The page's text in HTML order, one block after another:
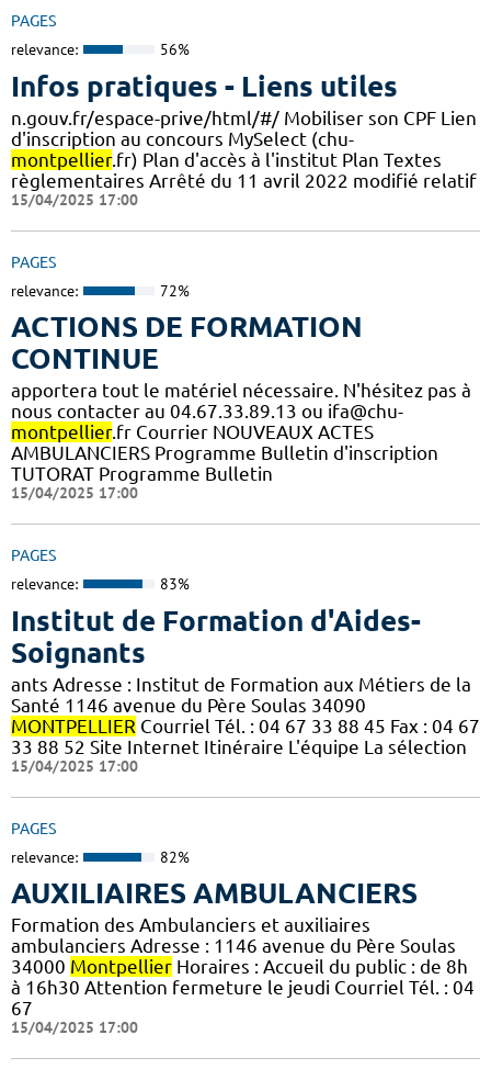
PAGES
relevance: 56%
Infos pratiques - Liens utiles
n.gouv.fr/espace-prive/html/#/ Mobiliser son CPF Lien
d'inscription au concours MySelect (chu-
montpellier.fr) Plan d'accès à l'institut Plan Textes
règlementaires Arrêté du 11 avril 2022 modifié relatif
15/04/2025 17:00
PAGES
relevance: 72%
ACTIONS DE FORMATION
CONTINUE
apportera tout le matériel nécessaire. N'hésitez pas à
nous contacter au 04.67.33.89.13 ou ifa@chu-
montpellier.fr Courrier NOUVEAUX ACTES
AMBULANCIERS Programme Bulletin d'inscription
TUTORAT Programme Bulletin
15/04/2025 17:00
PAGES
relevance: 83%
Institut de Formation d'Aides-
Soignants
ants Adresse : Institut de Formation aux Métiers de la
Santé 1146 avenue du Père Soulas 34090
MONTPELLIER Courriel Tél. : 04 67 33 88 45 Fax : 04 67
33 88 52 Site Internet Itinéraire L'équipe La sélection
15/04/2025 17:00
PAGES
relevance: 82%
AUXILIAIRES AMBULANCIERS
Formation des Ambulanciers et auxiliaires
ambulanciers Adresse : 1146 avenue du Père Soulas
34000 Montpellier Horaires : Accueil du public : de 8h
à 16h30 Attention fermeture le jeudi Courriel Tél. : 04
67
15/04/2025 17:00